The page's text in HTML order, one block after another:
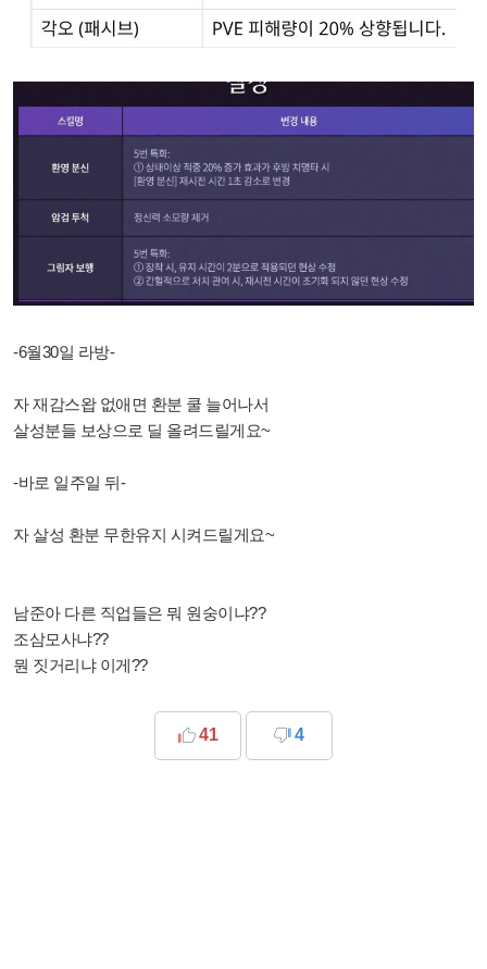
-6월30일 라방-
자 재감스왑 없애면 환분 쿨 늘어나서
살성분들 보상으로 딜 올려드릴게요~
-바로 일주일 뒤-
자 살성 환분 무한유지 시켜드릴게요~
남준아 다른 직업들은 뭐 원숭이냐??
조삼모사냐??
뭔 짓거리냐 이게??
41 4